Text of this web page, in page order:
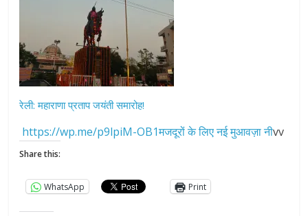
रेली: महाराणा प्रताप जयंती समारोह!
https://wp.me/p9lpiM-OB1मजदूरों के लिए नई मुआवज़ा नीvv
Share this:
WhatsApp Print